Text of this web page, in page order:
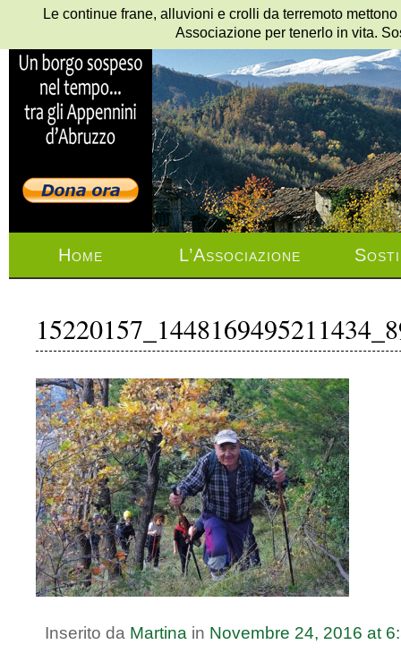
Home L’Associazione
Inserito da Martina in Novembre 24, 2016 at
Le continue frane, alluvioni e crolli da terremoto
Associazione per tenerlo in vita.